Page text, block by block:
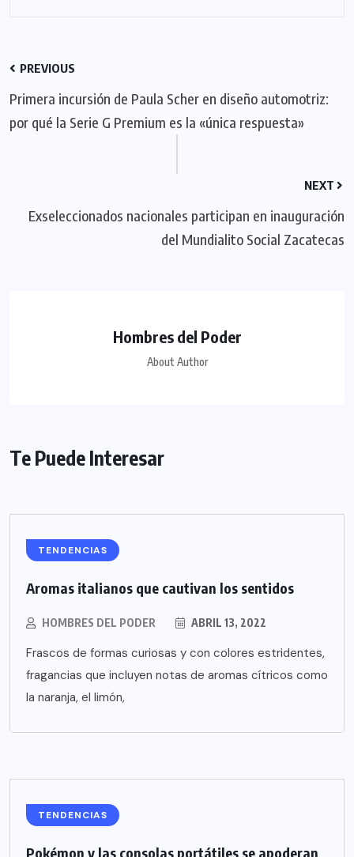
PREVIOUS
Primera incursión de Paula Scher en diseño automotriz:
por qué la Serie G Premium es la «única respuesta»
NEXT
Exseleccionados nacionales participan en inauguración
del Mundialito Social Zacatecas
Hombres del Poder
About Author
Te Puede Interesar
TENDENCIAS
Aromas italianos que cautivan los sentidos
HOMBRES DEL PODER ABRIL 13, 2022
Frascos de formas curiosas y con colores estridentes,
fragancias que incluyen notas de aromas cítricos como
la naranja, el limón,
TENDENCIAS
Pokémon y las consolas portátiles se apoderan